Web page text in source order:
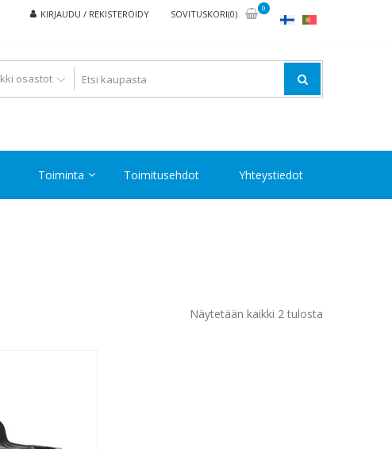
KIRJAUDU / REKISTERÖIDY SOVITUSKORI(0)
0
Toiminta Toimitusehdot Yhteystiedot
Näytetään kaikki 2 tulosta